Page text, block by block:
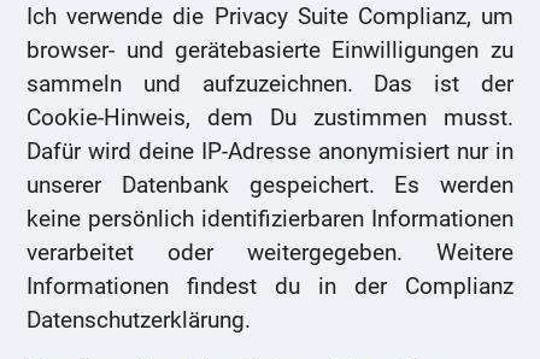
Ich verwende die Privacy Suite Complianz, um
browser- und gerätebasierte Einwilligungen zu
sammeln und aufzuzeichnen. Das ist der
Cookie-Hinweis, dem Du zustimmen musst.
Dafür wird deine IP-Adresse anonymisiert nur in
unserer Datenbank gespeichert. Es werden
keine persönlich identifizierbaren Informationen
verarbeitet oder weitergegeben. Weitere
Informationen findest du in der Complianz
Datenschutzerklärung.